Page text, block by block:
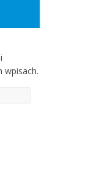
wpisach.